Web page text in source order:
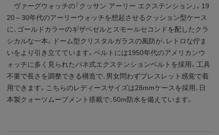
ヴァーグウォッチの「クッサン アーリー エクステンション」。19
20～30年代のアーリーウォッチを想起させるクッション型ケース
に、ゴールドカラーのギザベゼルとスモールセコンドを配したクラ
シカルな一本。ドーム型クリスタルガラスの風防が、レトロな佇ま
いをより引き立てています。ベルトには1950年代のアメリカンウ
ォッチに多く見られたバネ式エクステンションベルトを採用。工具
不要で長さを調整できる構造で、男女問わずブレスレット感覚で着
用できます。こちらのレディースサイズは28mmケースを採用、日
本製クォーツムーブメント搭載で、50m防水を備えています。